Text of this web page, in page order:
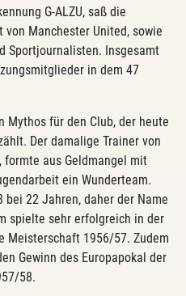
G-ALZU, saß die
Manchester United, sowie
Sportjournalisten. Insgesamt
in dem 47
Mythos für den Club, der heute
Der damalige Trainer von
formte aus Geldmangel mit
ein Wunderteam.
22 Jahren, daher der Name
spielte sehr erfolgreich in der
Meisterschaft 1956/57. Zudem
Gewinn des Europapokal der
58.